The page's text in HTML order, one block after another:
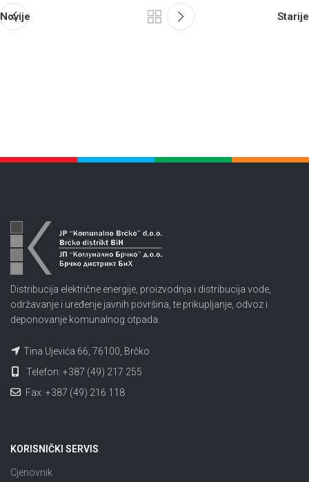
Novije Starije
Distribucija električne energije, proizvodnja i distribucija vode,
održavanje i uređenje javnih površina, te prikupljanje, odvoz i
deponovanje komunalnog otpada.
Tina Ujevića 66, 76100, Brčko
Telefon: +387 (49) 217 255
Fax: +387 (49) 216 118
KORISNIČKI SERVIS
Cjenovnik